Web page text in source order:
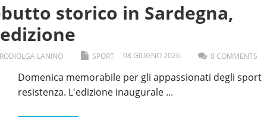
storico in Sardegna,
OLGA LANINO SPORT 08 GIUGNO2026 0 COMMENTS
Domenica memorabile per gli appassionati degli sport
resistenza. L'edizione inaugurale ...